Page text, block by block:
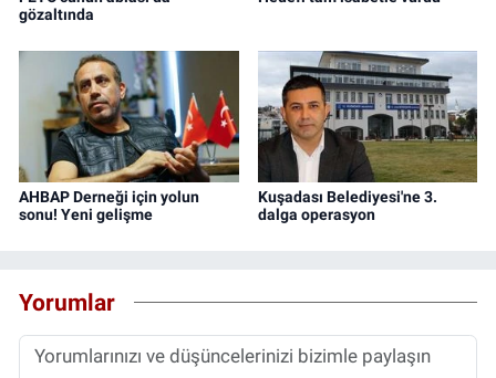
gözaltında
AHBAP Derneği için yolun
sonu! Yeni gelişme
Kuşadası Belediyesi'ne 3.
dalga operasyon
Yorumlar